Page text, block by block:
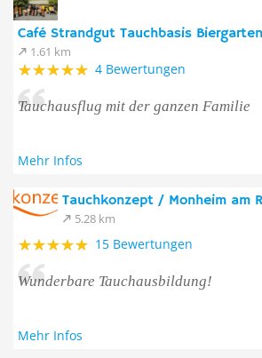
Café Strandgut Tauchbasis
1.61 km
4 Bewertungen
Tauchausflug mit der ganzen Familie
Mehr Infos
Tauchkonzept / Monheim am
5.28 km
15 Bewertungen
Wunderbare Tauchausbildung!
Mehr Infos